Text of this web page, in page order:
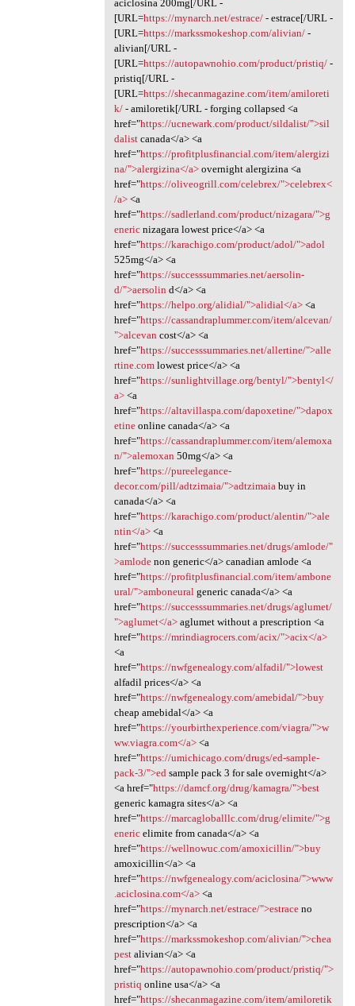
aciclosina 200mg[/URL -
[URL=https://mynarch.net/estrace/- estrace[/URL -
[URL=https://markssmokeshop.com/alivian/-
alivian[/URL -
[URL=https://autopawnohio.com/product/pristiq/-
pristiq[/URL -
[URL=https://shecanmagazine.com/item/amiloreti
k/- amiloretik[/URL - forging collapsed <a
href="https://ucnewark.com/product/sildalist/">sil
dalistcanada</a> <a
href="https://profitplusfinancial.com/item/alergizi
na/">alergizina</a>overnight alergizina <a
href="https://oliveogrill.com/celebrex/">celebrex<
/a><a
href="https://sadlerland.com/product/nizagara/">g
enericnizagara lowest price</a> <a
href="https://karachigo.com/product/adol/">adol
525mg</a> <a
href="https://successsummaries.net/aersolin-
d/">aersolin d</a> <a
href="https://helpo.org/alidial/">alidial</a><a
href="https://cassandraplummer.com/item/alcevan/
">alcevan cost</a> <a
href="https://successsummaries.net/allertine/">alle
rtine.comlowest price</a> <a
href="https://sunlightvillage.org/bentyl/">bentyl</
a><a
href="https://altavillaspa.com/dapoxetine/">dapox
etineonline canada</a> <a
href="https://cassandraplummer.com/item/alemoxa
n/">alemoxan 50mg</a> <a
href="https://pureelegance-
decor.com/pill/adtzimaia/">adtzimaia buy in
canada</a> <a
href="https://karachigo.com/product/alentin/">ale
ntin</a><a
href="https://successsummaries.net/drugs/amlode/"
>amlodenon generic</a> canadian amlode <a
href="https://profitplusfinancial.com/item/ambone
ural/">amboneural generic canada</a> <a
href="https://successsummaries.net/drugs/aglumet/
">aglumet</a>aglumet without a prescription <a
href="https://mrindiagrocers.com/acix/">acix</a>
<a
href="https://nwfgenealogy.com/alfadil/">lowest
alfadil prices</a> <a
href="https://nwfgenealogy.com/amebidal/">buy
cheap amebidal</a> <a
href="https://yourbirthexperience.com/viagra/">w
ww.viagra.com</a><a
href="https://umichicago.com/drugs/ed-sample-
pack-3/">ed sample pack 3 for sale overnight</a>
<a href="https://damcf.org/drug/kamagra/">best
generic kamagra sites</a> <a
href="https://marcagloballlc.com/drug/elimite/">g
enericelimite from canada</a> <a
href="https://wellnowuc.com/amoxicillin/">buy
amoxicillin</a> <a
href="https://nwfgenealogy.com/aciclosina/">www
.aciclosina.com</a><a
href="https://mynarch.net/estrace/">estraceno
prescription</a> <a
href="https://markssmokeshop.com/alivian/">chea
pestalivian</a> <a
href="https://autopawnohio.com/product/pristiq/">
pristiq online usa</a> <a
href="https://shecanmagazine.com/item/amiloretik